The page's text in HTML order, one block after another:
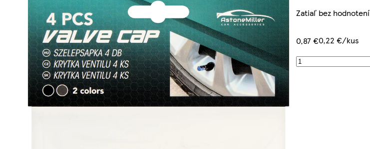
Zatiaľ bez hodnotení
0,87 €0,22 €/kus